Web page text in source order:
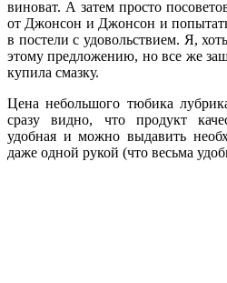
виноват. А затем просто
от Джонсон и Джонсон и
в постели с удовольствием. Я,
этому предложению, но все же
купила смазку.
Цена небольшого тюбика
сразу видно, что продукт
удобная и можно выдавить
даже одной рукой (что весьма